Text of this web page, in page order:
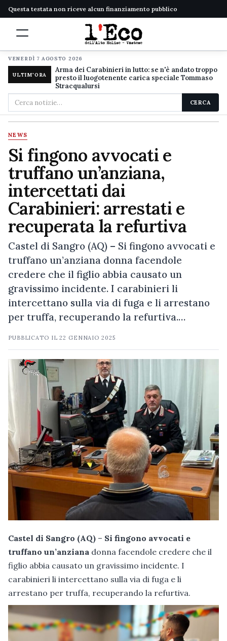
Questa testata non riceve alcun finanziamento pubblico
VENERDÌ 7 AGOSTO 2026
ULTIM'ORA
Arma dei Carabinieri in lutto: se n'è andato troppo
presto il luogotenente carica speciale Tommaso
Stracqualursi
Cerca
nel
sito
CERCA
NEWS
Si fingono avvocati e
truffano un’anziana,
intercettati dai
Carabinieri: arrestati e
recuperata la refurtiva
Castel di Sangro (AQ) – Si fingono avvocati e
truffano un’anziana donna facendole
credere che il figlio abbia causato un
gravissimo incidente. I carabinieri li
intercettano sulla via di fuga e li arrestano
per truffa, recuperando la refurtiva.…
PUBBLICATO IL22 GENNAIO 2025
Castel di Sangro (AQ) – Si fingono avvocati e
truffano un’anziana donna facendole credere che il
figlio abbia causato un gravissimo incidente. I
carabinieri li intercettano sulla via di fuga e li
arrestano per truffa, recuperando la refurtiva.